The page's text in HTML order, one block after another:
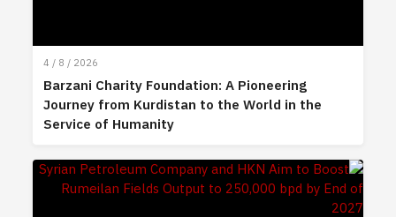
4 / 8 / 2026
Barzani Charity Foundation: A Pioneering
Journey from Kurdistan to the World in the
Service of Humanity